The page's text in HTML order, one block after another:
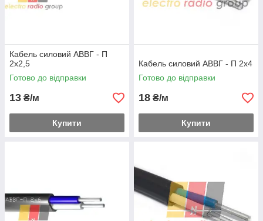
Кабель силовий АВВГ - П
2х2,5
Готово до відправки
13 ₴/м
Купити
Кабель силовий АВВГ - П 2х4
Готово до відправки
18 ₴/м
Купити